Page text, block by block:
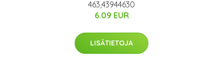
463,43944630
6.09 EUR
LISÄTIETOJA